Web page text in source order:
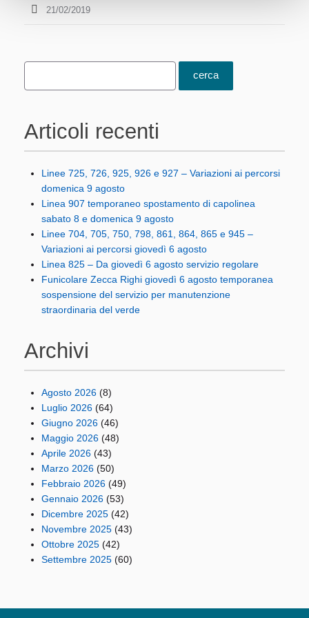
21/02/2019
Articoli recenti
Linee 725, 726, 925, 926 e 927 – Variazioni ai percorsi
domenica 9 agosto
Linea 907 temporaneo spostamento di capolinea
sabato 8 e domenica 9 agosto
Linee 704, 705, 750, 798, 861, 864, 865 e 945 –
Variazioni ai percorsi giovedì 6 agosto
Linea 825 – Da giovedì 6 agosto servizio regolare
Funicolare Zecca Righi giovedì 6 agosto temporanea
sospensione del servizio per manutenzione
straordinaria del verde
Archivi
Agosto 2026 (8)
Luglio 2026 (64)
Giugno 2026 (46)
Maggio 2026 (48)
Aprile 2026 (43)
Marzo 2026 (50)
Febbraio 2026 (49)
Gennaio 2026 (53)
Dicembre 2025 (42)
Novembre 2025 (43)
Ottobre 2025 (42)
Settembre 2025 (60)